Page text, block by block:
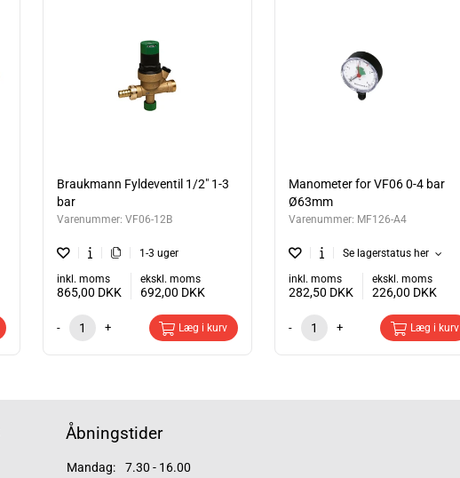
Braukmann Fyldeventil 1/2" 1-3
bar
Varenummer: VF06-12B
1-3 uger
inkl. moms
865,00 DKK
ekskl. moms
692,00 DKK
- + Læg i kurv
Manometer for VF06 0-4 bar
Ø63mm
Varenummer: MF126-A4
Se lagerstatus her
inkl. moms
282,50 DKK
ekskl. moms
226,00 DKK
- + Læg i kurv
Åbningstider
Mandag:
7.30 - 16.00